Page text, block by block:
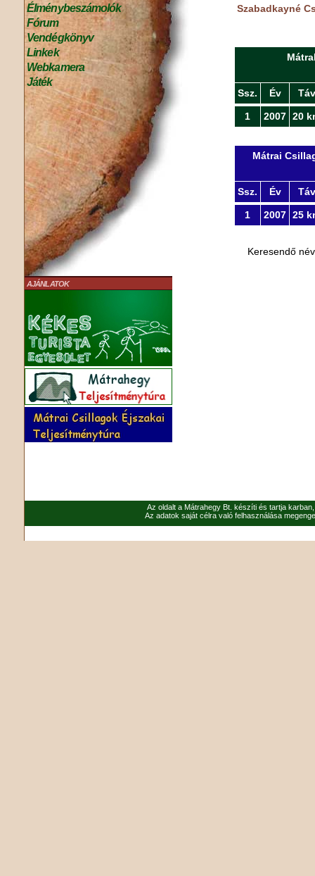
Élménybeszámolók
Fórum
Vendégkönyv
Linkek
Webkamera
Játék
AJÁNLATOK
Szabadkayné
Ssz. Év Táv
1 2007 20
Mátrai
Ssz. Év Táv
1 2007 25
Keresendő
Az oldalt a Mátrahegy Bt. készíti és tartja
Az adatok saját célra való felhasználása